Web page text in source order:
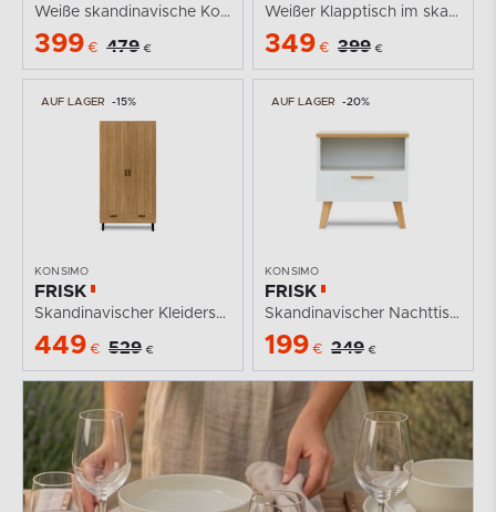
Weiße skandinavische Kommode mit Schubladen
399 € 479 €
Weißer Klapptisch im skandinavischen Stil
349 € 399 €
AUF LAGER -15%
KONSIMO
FRISK
Skandinavischer Kleiderschrank braun
449 € 529 €
AUF LAGER -20%
KONSIMO
FRISK
Skandinavischer Nachttisch weiß
199 € 249 €